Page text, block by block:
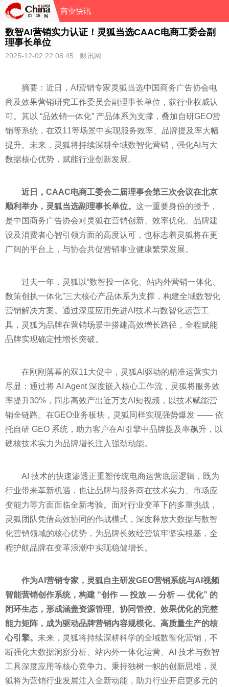
商业快讯
数智AI营销实力认证！灵狐当选CAAC电商工委会副
理事长单位
2025-12-02 22:08:45 财讯网
摘要：近日，AI营销专家灵狐当选中国商务广告协会电
商及效果营销研究工作委员会副理事长单位，获行业权威认
可。其以 “品效销一体化” 产品体系为支撑，叠加自研GEO营
销等系统，在双11等场景中实现服务效率、品牌提及率大幅
提升。未来，灵狐将持续深耕全域数智化营销，强化AI与大
数据核心优势，赋能行业创新发展。
近日，CAAC电商工委会二届理事会第三次会议在北京
顺利举办，灵狐当选副理事长单位。 这一重要身份的授予，
是中国商务广告协会对灵狐在营销创新、效率优化、品牌建
设及消费者心智引领方面的高度认可，也标志着灵狐将在更
广阔的平台上，与协会共促营销事业健康繁荣发展。
过去一年，灵狐以“数智投一体化、站内外营销一体化、
数策创执一体化”三大核心产品体系为支撑，构建全域数智化
营销解决方案。通过深度应用先进AI技术与数智化运营工
具，灵狐为品牌在营销场景中搭建高效增长路径，全程赋能
品牌实现确定性增长突破。
在刚刚落幕的双11大促中，灵狐AI驱动的精准运营实力
尽显：通过将 AI Agent 深度嵌入核心工作流，灵狐将服务效
率提升30%，同步高效产出近万支AI短视频，以技术赋能营
销全链路。在GEO业务板块，灵狐同样实现强势爆发 —— 依
托自研 GEO 系统，助力客户在AI引擎中品牌提及率飙升，以
硬核技术实力为品牌增长注入强劲动能。
AI 技术的快速渗透正重塑传统电商运营底层逻辑，既为
行业带来革新机遇，也让品牌与服务商在技术实力、市场应
变能力等方面面临全新考验。面对行业变革下的多重挑战，
灵狐团队凭借高效协同的作战模式，深度释放大数据与数智
化营销领域的核心优势，为品牌长效经营筑牢坚实根基，全
程护航品牌在变革浪潮中实现稳健增长。
作为AI营销专家，灵狐自主研发GEO营销系统与AI视频
智能营销创作系统，构建 “创作 — 投放 — 分析 — 优化” 的
闭环生态，形成涵盖资源管理、协同管控、效果优化的完整
能力矩阵，成为驱动品牌营销内容规模化、高质量生产的核
心引擎。 未来，灵狐将持续深耕科学的全域数智化营销，不
断强化大数据洞察分析、站内外一体化运营、AI 技术与数智
工具深度应用等核心竞争力。秉持独树一帜的创新思维，灵
狐将为营销行业发展注入全新动能，助力行业开启更多元的